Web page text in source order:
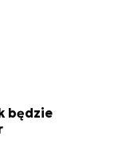
będzie